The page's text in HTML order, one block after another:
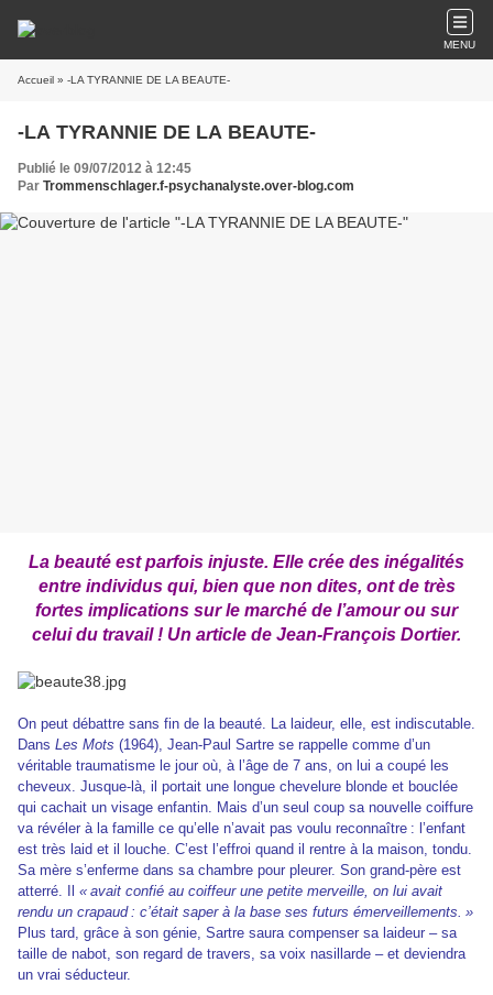
MENU
Accueil » -LA TYRANNIE DE LA BEAUTE-
-LA TYRANNIE DE LA BEAUTE-
Publié le 09/07/2012 à 12:45
Par Trommenschlager.f-psychanalyste.over-blog.com
La beauté est parfois injuste. Elle crée des inégalités
entre individus qui, bien que non dites, ont de très
fortes implications sur le marché de l’amour ou sur
celui du travail ! Un article de Jean-François Dortier.
On peut débattre sans fin de la beauté. La laideur, elle, est indiscutable.
Dans Les Mots (1964), Jean-Paul Sartre se rappelle comme d’un
véritable traumatisme le jour où, à l’âge de 7 ans, on lui a coupé les
cheveux. Jusque-là, il portait une longue chevelure blonde et bouclée
qui cachait un visage enfantin. Mais d’un seul coup sa nouvelle coiffure
va révéler à la famille ce qu’elle n’avait pas voulu reconnaître : l’enfant
est très laid et il louche. C’est l’effroi quand il rentre à la maison, tondu.
Sa mère s’enferme dans sa chambre pour pleurer. Son grand-père est
atterré. Il « avait confié au coiffeur une petite merveille, on lui avait
rendu un crapaud : c’était saper à la base ses futurs émerveillements. »
Plus tard, grâce à son génie, Sartre saura compenser sa laideur – sa
taille de nabot, son regard de travers, sa voix nasillarde – et deviendra
un vrai séducteur.